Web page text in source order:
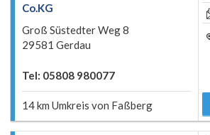
Co.KG
Groß Süstedter Weg 8
29581 Gerdau
Tel: 05808 980077
14 km Umkreis von Faßberg